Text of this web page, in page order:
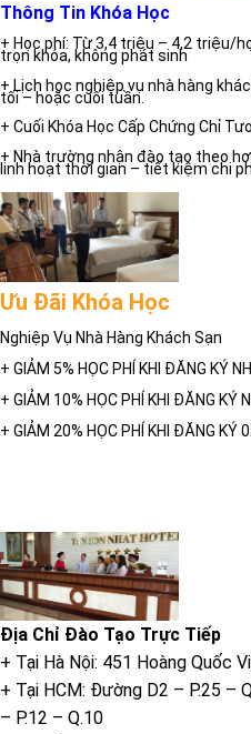
Thông Tin Khóa Học
+ Học phí: Từ 3,4 triệu – 4,2 triệu/
trọn khóa, không phát sinh
+ Lịch học nghiệp vụ nhà hàng
tối – hoặc cuối tuần.
+ Cuối Khóa Học Cấp Chứng Chỉ
+ Nhà trường nhận đào tạo theo
linh hoạt thời gian – tiết kiệm chi
Ưu Đãi Khóa Học
Nghiệp Vụ Nhà Hàng Khách Sạn
+ GIẢM 5% HỌC PHÍ KHI ĐĂNG KÝ
+ GIẢM 10% HỌC PHÍ KHI ĐĂNG KÝ
+ GIẢM 20% HỌC PHÍ KHI ĐĂNG KÝ
Địa Chỉ Đào Tạo Trực Tiếp
+ Tại Hà Nội: 451 Hoàng Quốc
+ Tại HCM: Đường D2 – P.25 –
– P.12 – Q.10